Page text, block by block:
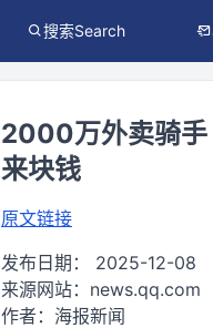
搜索Search
2000万外卖骑手
来块钱
原文链接
发布日期： 2025-12-08
来源网站： news.qq.com
作者： 海报新闻